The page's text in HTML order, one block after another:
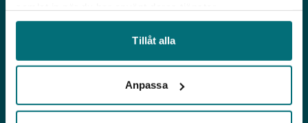
Tillåt alla
Anpassa